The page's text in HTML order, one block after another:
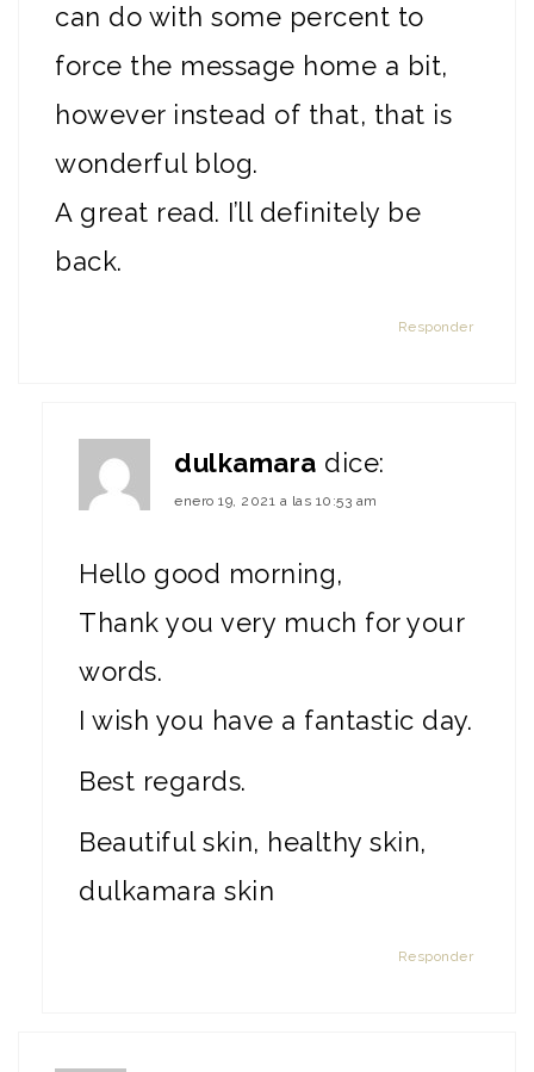
can do with some percent to
force the message home a bit,
however instead of that, that is
wonderful blog.
A great read. I’ll definitely be
back.
Responder
dulkamara dice:
enero 19, 2021 a las 10:53 am
Hello good morning,
Thank you very much for your
words.
I wish you have a fantastic day.
Best regards.
Beautiful skin, healthy skin,
dulkamara skin
Responder